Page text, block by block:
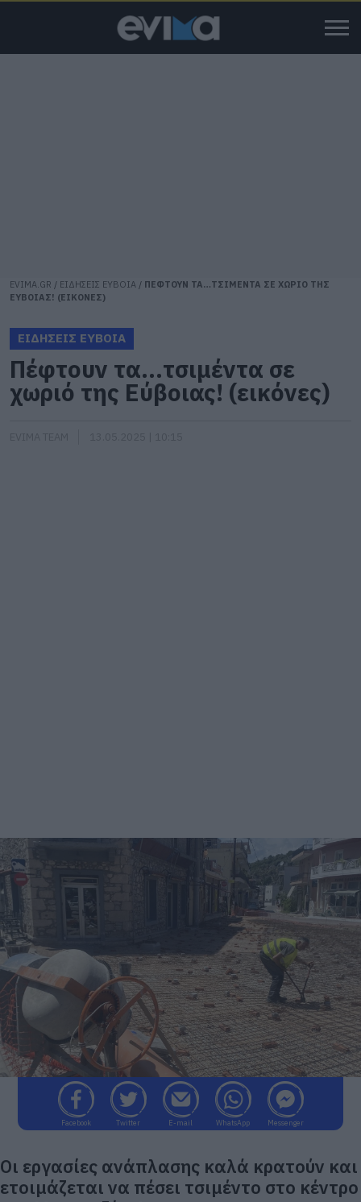
EVIMA.GR / ΕΙΔΗΣΕΙΣ ΕΥΒΟΙΑ / ΠΕΦΤΟΥΝ ΤΑ…ΤΣΙΜΕΝΤΑ ΣΕ ΧΩΡΙΟ ΤΗΣ
ΕΥΒΟΙΑΣ! (ΕΙΚΟΝΕΣ)
ΕΙΔΗΣΕΙΣ ΕΥΒΟΙΑ
Πέφτουν τα…τσιμέντα σε
χωριό της Εύβοιας! (εικόνες)
Facebook Twitter E-mail WhatsApp Messenger
Οι εργασίες ανάπλασης καλά κρατούν και
ετοιμάζεται να πέσει τσιμέντο στο κέντρο